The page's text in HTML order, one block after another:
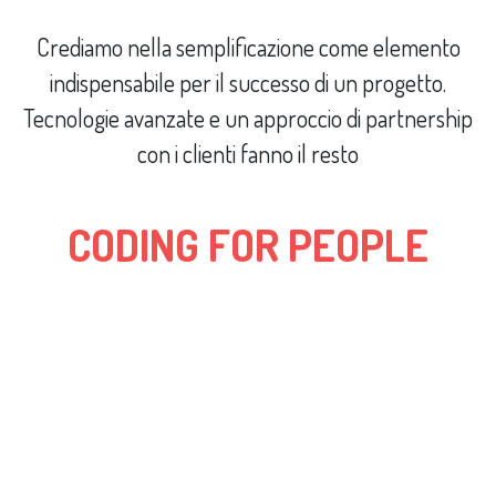
Crediamo nella semplificazione come elemento
indispensabile per il successo di un progetto.
Tecnologie avanzate e un approccio di partnership
con i clienti fanno il resto
CODING FOR PEOPLE